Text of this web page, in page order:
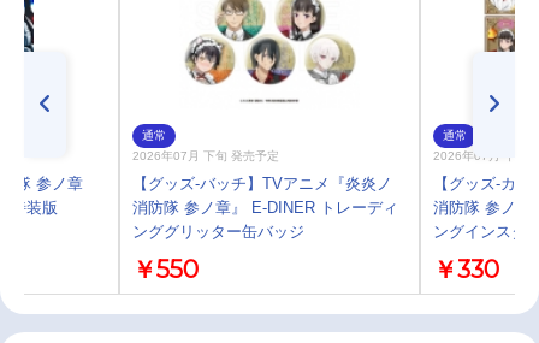
隊 参ノ章
特装版
通常
2026年07月 下旬 発売予定
【グッズ-バッチ】TVアニメ『炎炎ノ
消防隊 参ノ章』 E-DINER トレーディ
ンググリッター缶バッジ
￥550
通常
2026年07月 下旬
【グッズ-カ
消防隊 参ノ章
ングインスタ
￥330